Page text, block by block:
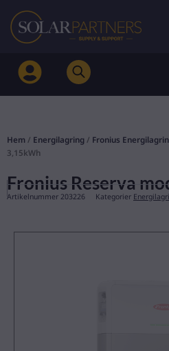
Hoppa
innehåll
Hem / Energilagring / Fronius
3,15kWh
Fronius Reserva
Artikelnummer 203226 Kategorier